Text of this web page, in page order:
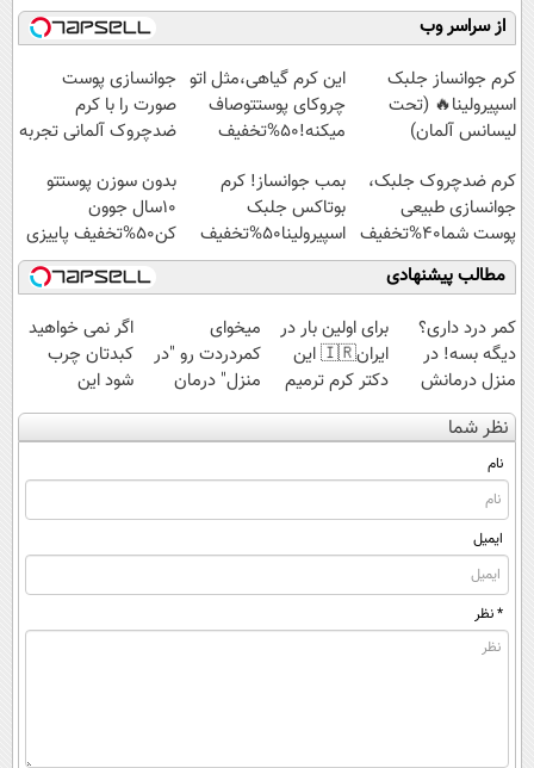
میلیاردر شد.
آموزش رایگان
موثر(تخفیف تا
امشب)
کنید!
◗پرسش‌نامه◖
کاملا رایگان
پولسازی)
از سراسر وب
کرم جوانساز جلبک
اسپیرولینا🔥 (تحت
لیسانس آلمان)
این کرم گیاهی،مثل اتو
چروکای پوستتوصاف
میکنه!50%تخفیف
جوانسازی پوست
صورت را با کرم
ضدچروک آلمانی تجربه
کرم ضدچروک جلبک،
جوانسازی طبیعی
پوست شما40%تخفیف
بمب جوانساز! کرم
بوتاکس جلبک
اسپیرولینا50%تخفیف
بدون سوزن پوستتو
10سال جوون
کن50%تخفیف پاییزی
مطالب پیشنهادی
کمر درد داری؟
دیگه بسه! در
منزل درمانش
کن
(◀پرسش‌نامه)
برای اولین بار در
ایران🇮🇷 این
دکتر کرم ترمیم
کننده 23 روزه
ساخت!
میخوای
کمردردت رو "در
منزل" درمان
کنی؟ (◂فیلم +
◂پرسش‌نامه)
اگر نمی خواهید
کبدتان چرب
شود این
نوشیدنی خوش
طعم را بنوشید
نظر شما
نام
ایمیل
* نظر